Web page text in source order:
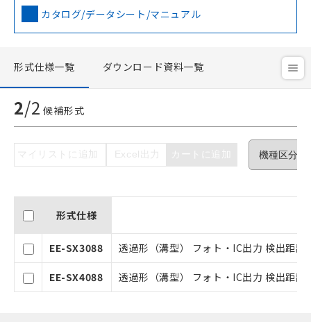
カタログ/データシート/マニュアル
形式仕様一覧 ダウンロード資料一覧
2/2 候補形式
マイリストに追加 Excel出力 カートに追加
形式仕様
EE-SX3088 透過形（溝型） フォト・IC出力 検出距
EE-SX4088 透過形（溝型） フォト・IC出力 検出距
記
号
説明
以下の条件をお読みいただき、同意のうえ
本サービスは、当社制御機器事業取扱
商品の当社在庫状況および標準価格(税
抜)を提供させていただくものです。
当社制御機器事業取扱商品の中には、
ことをご了承ください。
在庫状況および標準価格照会結果は、
タに基づき作成されるものであり、閲
覧された時点での実際の在庫および標
準価格とは異なる場合があることをご
了承ください。